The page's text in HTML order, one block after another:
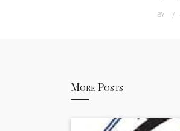
BY
More Posts